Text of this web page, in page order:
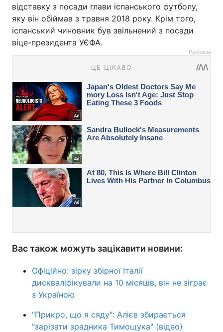
відставку з посади глави іспанського футболу,
яку він обіймав з травня 2018 року. Крім того,
іспанський чиновник був звільнений з посади
віце-президента УЄФА.
Реклама
Вас також можуть зацікавити новини:
Офіційно: зірку збірної Італії
дискваліфікували на 10 місяців, він не зіграє
з Україною
"Прикро, що я сяду": Алієв збирається
"зарізати зрадника Тимощука" (відео)